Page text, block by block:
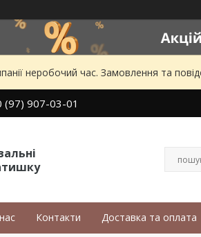
неробочий час. Замовлення та
(97) 907-03-01
Контакти Доставка та оплата